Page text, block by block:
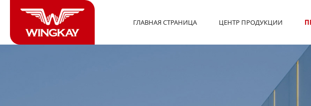
ГЛАВНАЯ СТРАНИЦА ЦЕНТР ПРОДУКЦИИ